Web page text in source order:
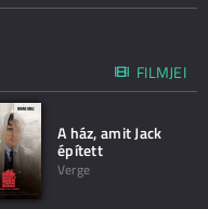
FILMJEI
A ház, amit Jack
épített
Verge